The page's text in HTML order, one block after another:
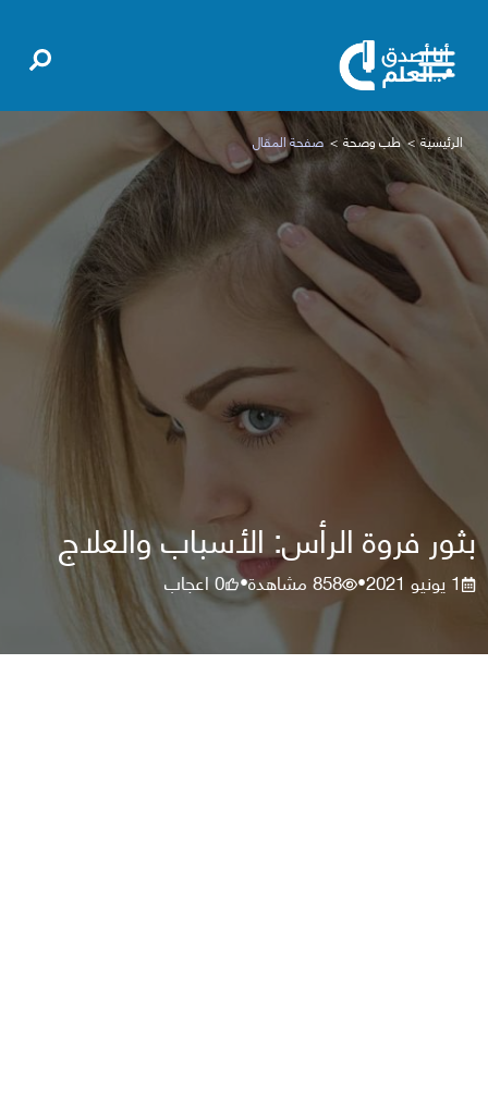
الرئيسية طب وصحة صفحة المقال
بثور فروة الرأس: الأسباب والعلاج
1 يونيو 2021 •
858مشاهدة•
0اعجاب